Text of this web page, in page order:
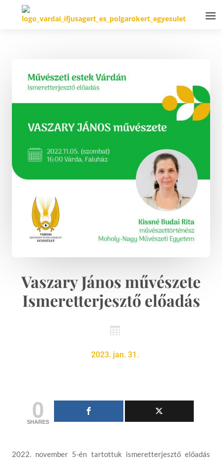
Vaszary János művészete
Ismeretterjesztő előadás

2023. jan. 31.
0
SHARES
2022. november 5-én tartottuk ismeretterjesztő előadás